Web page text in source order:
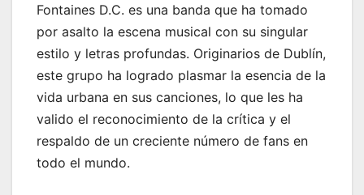
Fontaines D.C. es una banda que ha tomado
por asalto la escena musical con su singular
estilo y letras profundas. Originarios de Dublín,
este grupo ha logrado plasmar la esencia de la
vida urbana en sus canciones, lo que les ha
valido el reconocimiento de la crítica y el
respaldo de un creciente número de fans en
todo el mundo.